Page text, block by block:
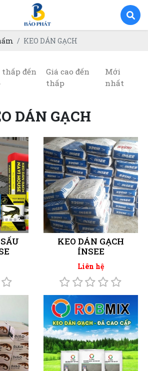
KEO DÁN GẠCH
thấp đến
Giá cao đến
thấp
Mới
nhất
DÁN GẠCH
KEO DÁN GẠCH
ÍNSEE
Liên hệ